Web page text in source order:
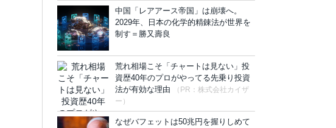
中国「レアアース帝国」は崩壊へ。
2029年、日本の化学的精錬法が世界を
制す＝勝又壽良
荒れ相場こそ「チャートは見ない」投
資歴40年のプロがやってる先乗り投資
法が有効な理由
（PR：株式会社カイザ
ー）
なぜバフェットは50兆円を握りしめて